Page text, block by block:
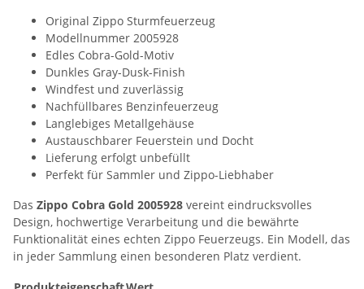
Original Zippo Sturmfeuerzeug
Modellnummer 2005928
Edles Cobra-Gold-Motiv
Dunkles Gray-Dusk-Finish
Windfest und zuverlässig
Nachfüllbares Benzinfeuerzeug
Langlebiges Metallgehäuse
Austauschbarer Feuerstein und Docht
Lieferung erfolgt unbefüllt
Perfekt für Sammler und Zippo-Liebhaber
Das Zippo Cobra Gold 2005928 vereint eindrucksvolles
Design, hochwertige Verarbeitung und die bewährte
Funktionalität eines echten Zippo Feuerzeugs. Ein Modell, das
in jeder Sammlung einen besonderen Platz verdient.